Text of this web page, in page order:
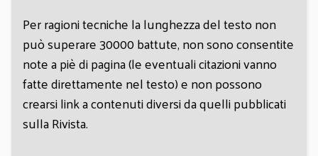
Per ragioni tecniche la lunghezza del testo non
può superare 30000 battute, non sono consentite
note a piè di pagina (le eventuali citazioni vanno
fatte direttamente nel testo) e non possono
crearsi link a contenuti diversi da quelli pubblicati
sulla Rivista.